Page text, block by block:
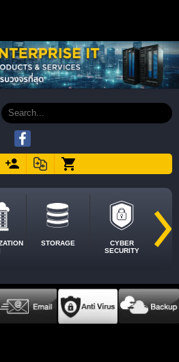
STORAGE
CYBER
SECURITY